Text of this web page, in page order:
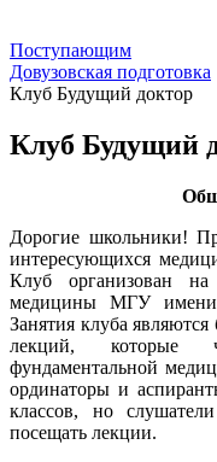
Поступающим
Довузовская подготовка
Клуб Будущий доктор
Клуб Будущий
Дорогие школьники!
интересующихся
Клуб организован на
медицины МГУ
Занятия клуба
лекций, которые
фундаментальной
ординаторы и
классов, но
посещать лекции.